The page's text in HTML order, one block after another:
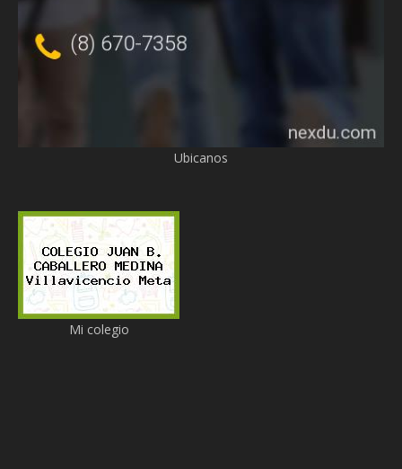
Ubicanos
Mi colegio